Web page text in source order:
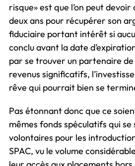
risque» est que l’on peut devoir
deux ans pour récupérer son
fiduciaire portant intérêt si
conclu avant la date
par se trouver un partenaire de
revenus significatifs,
rêve qui pourrait bien se
Pas étonnant donc que ce
mêmes fonds spéculatifs qui
volontaires pour les
SPAC, vu le volume